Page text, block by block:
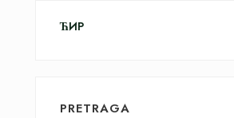
ЋИР
PRETRAGA